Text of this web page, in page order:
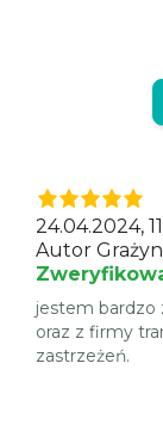
24.04.2024,
Autor
jestem bardzo
oraz z firmy
zastrzeżeń.